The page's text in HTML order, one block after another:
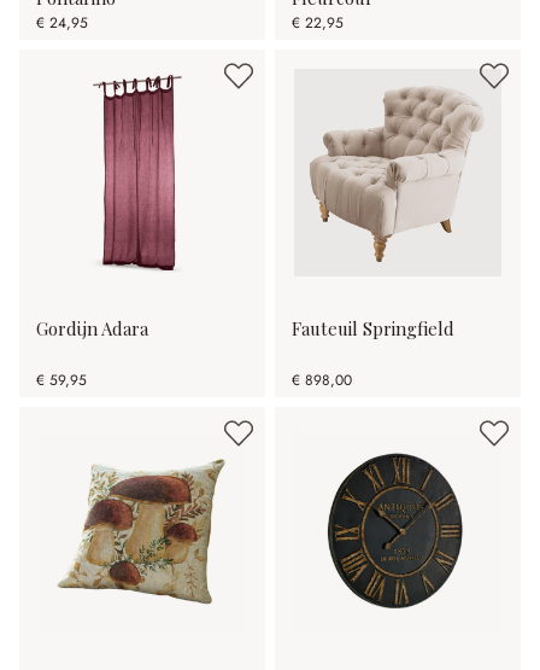
€ 24,95 € 22,95
Gordijn Adara
€ 59,95
Fauteuil Springfield
€ 898,00